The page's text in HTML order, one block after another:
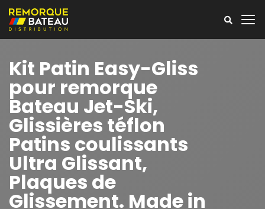
Kit Patin Easy-Gliss
pour remorque
Bateau Jet-Ski,
Glissières téflon
Patins coulissants
Ultra Glissant,
Plaques de
Glissement. Made in